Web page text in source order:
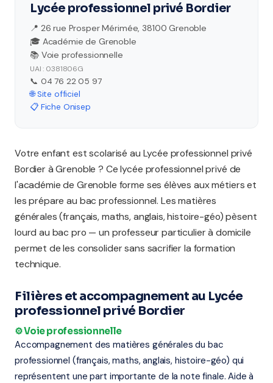
Lycée professionnel privé Bordier
📍 26 rue Prosper Mérimée, 38100 Grenoble
🎓 Académie de Grenoble
📚 Voie professionnelle
UAI : 0381806G
📞 04 76 22 05 97
🌐 Site officiel
📋 Fiche Onisep
Votre enfant est scolarisé au Lycée professionnel privé
Bordier à Grenoble ? Ce lycée professionnel privé de
l'académie de Grenoble forme ses élèves aux métiers et
les prépare au bac professionnel. Les matières
générales (français, maths, anglais, histoire-géo) pèsent
lourd au bac pro — un professeur particulier à domicile
permet de les consolider sans sacrifier la formation
technique.
Filières et accompagnement au Lycée
professionnel privé Bordier
⚙️ Voie professionnelle
Accompagnement des matières générales du bac
professionnel (français, maths, anglais, histoire-géo) qui
représentent une part importante de la note finale. Aide à